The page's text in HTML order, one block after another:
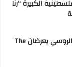
الكبيرة “رنا
مهرجان الغردقة لسينما الشباب والمركز الثقافي الروسي يعرضان The